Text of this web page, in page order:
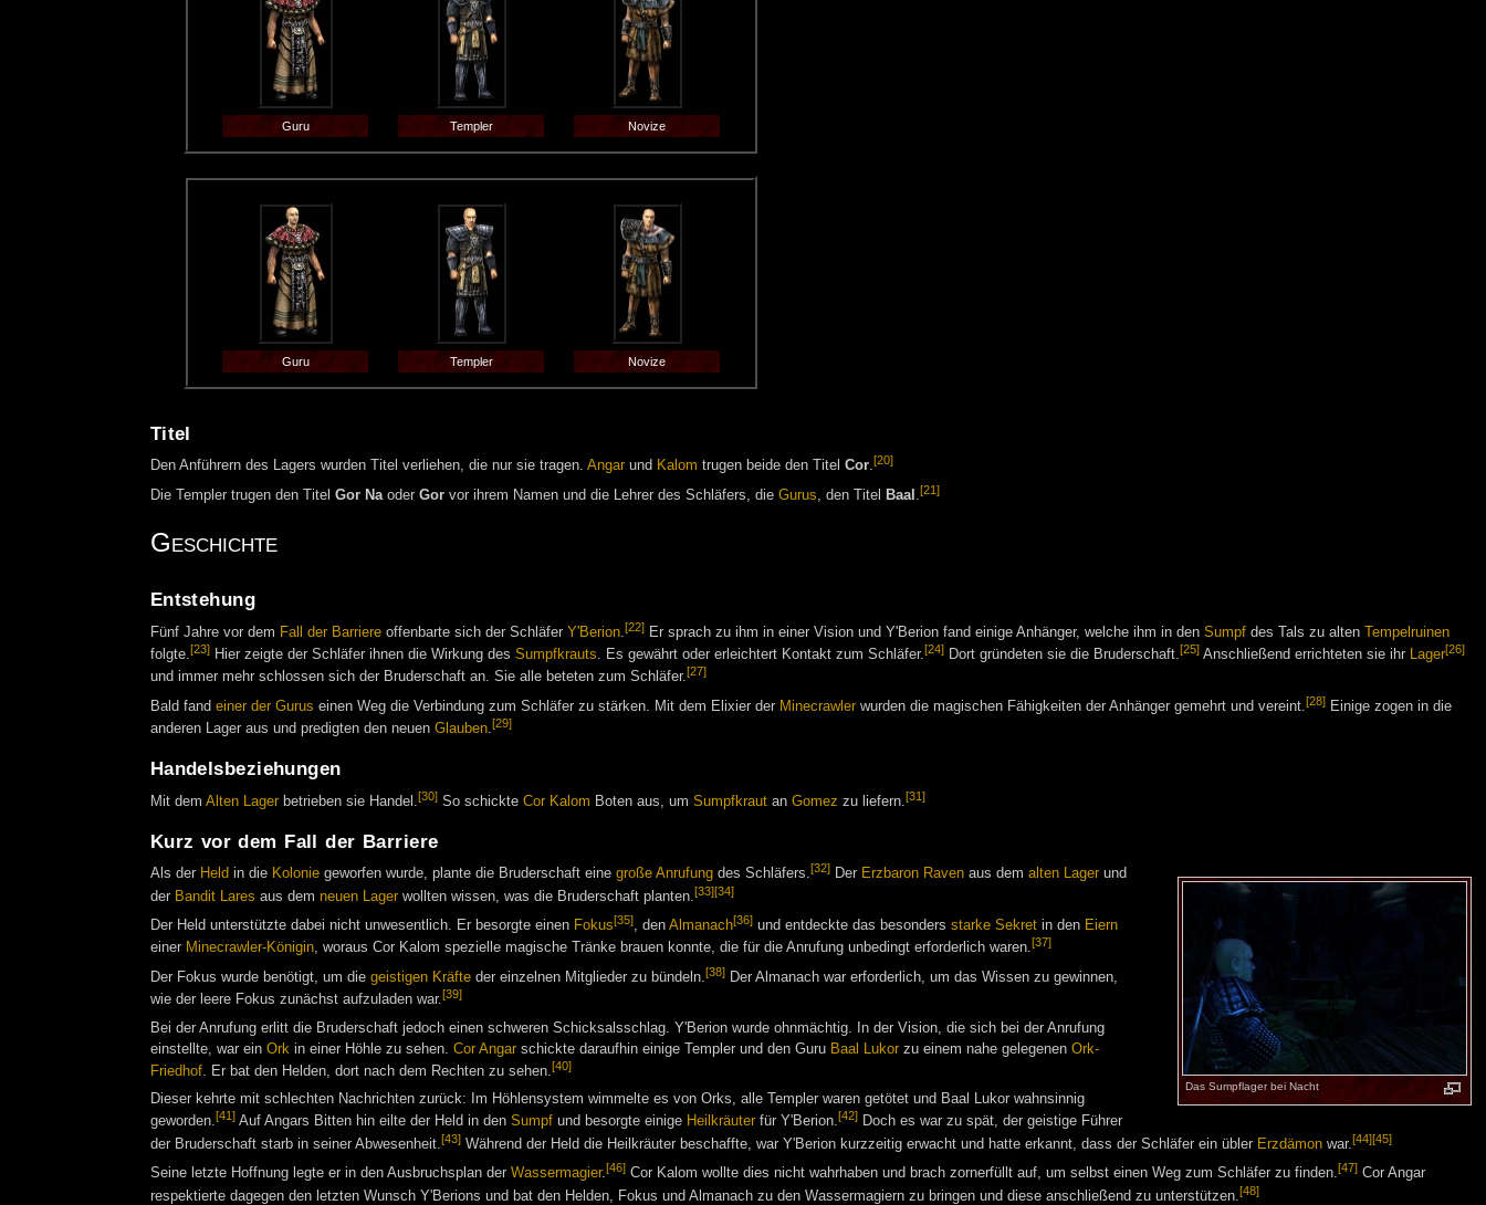
Guru Templer Novize
Guru Templer Novize
Titel
Den Anführern des Lagers wurden Titel verliehen, die nur sie tragen. Angarund Kalom trugen beide den Titel Cor.[20]
Die Templer trugen den Titel Gor Naoder Gorvor ihrem Namen und die Lehrer des Schläfers, die Gurus, den Titel Baal .[21]
Geschichte
Entstehung
Fünf Jahre vor dem Fall der Barriereoffenbarte sich der Schläfer Y'Berion.[22]Er sprach zu ihm in einer Vision und Y'Berion fand einige Anhänger, welche ihm in den Sumpfdes Tals zu alten
Tempelruinen
folgte.[23]Hier zeigte der Schläfer ihnen die Wirkung des Sumpfkrauts. Es gewährt oder erleichtert Kontakt zum Schläfer.[24]Dort gründeten sie die Bruderschaft.[25]Anschließend errichteten sie ihr Lager[26]
und immer mehr schlossen sich der Bruderschaft an. Sie alle beteten zum Schläfer.[27]
Bald fand einer der Gurus einen Weg die Verbindung zum Schläfer zu stärken. Mit dem Elixier der Minecrawlerwurden die magischen Fähigkeiten der Anhänger gemehrt und vereint.[28]Einige zogen in die
anderen Lager aus und predigten den neuen Glauben.[29]
Handelsbeziehungen
Mit dem Alten Lagerbetrieben sie Handel.[30]So schickte Cor Kalom Boten aus, um Sumpfkrautan Gomez zu liefern.[31]
Kurz vor dem Fall der Barriere
Das Sumpflager bei Nacht
Als der Held in die Koloniegeworfen wurde, plante die Bruderschaft eine große Anrufungdes Schläfers.[32]Der Erzbaron Ravenaus dem alten Lagerund
der Bandit Lares aus dem neuen Lagerwollten wissen, was die Bruderschaft planten.[33][34]
Der Held unterstützte dabei nicht unwesentlich. Er besorgte einen Fokus[35], den Almanach[36]und entdeckte das besonders starke Sekretin den Eiern
einer Minecrawler-Königin, woraus Cor Kalom spezielle magische Tränke brauen konnte, die für die Anrufung unbedingt erforderlich waren.[37]
Der Fokus wurde benötigt, um die geistigen Kräfteder einzelnen Mitglieder zu bündeln.[38]Der Almanach war erforderlich, um das Wissen zu gewinnen,
wie der leere Fokus zunächst aufzuladen war.[39]
Bei der Anrufung erlitt die Bruderschaft jedoch einen schweren Schicksalsschlag. Y'Berion wurde ohnmächtig. In der Vision, die sich bei der Anrufung
einstellte, war ein Orkin einer Höhle zu sehen. Cor Angarschickte daraufhin einige Templer und den Guru Baal Lukorzu einem nahe gelegenen Ork-
Friedhof. Er bat den Helden, dort nach dem Rechten zu sehen.[40]
Dieser kehrte mit schlechten Nachrichten zurück: Im Höhlensystem wimmelte es von Orks, alle Templer waren getötet und Baal Lukor wahnsinnig
geworden.[41]Auf Angars Bitten hin eilte der Held in den Sumpfund besorgte einige Heilkräuterfür Y'Berion.[42]Doch es war zu spät, der geistige Führer
der Bruderschaft starb in seiner Abwesenheit.[43]Während der Held die Heilkräuter beschaffte, war Y'Berion kurzzeitig erwacht und hatte erkannt, dass der Schläfer ein übler Erzdämonwar.[44][45]
Seine letzte Hoffnung legte er in den Ausbruchsplan der Wassermagier.[46]Cor Kalom wollte dies nicht wahrhaben und brach zornerfüllt auf, um selbst einen Weg zum Schläfer zu finden.[47]Cor Angar
respektierte dagegen den letzten Wunsch Y'Berions und bat den Helden, Fokus und Almanach zu den Wassermagiern zu bringen und diese anschließend zu unterstützen. [48]